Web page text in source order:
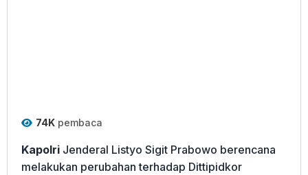
74K pembaca
Kapolri Jenderal Listyo Sigit Prabowo berencana
melakukan perubahan terhadap Dittipidkor